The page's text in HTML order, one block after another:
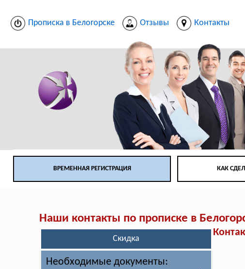
Прописка в Белогорске Отзывы Контакты
ВРЕМЕННАЯ РЕГИСТРАЦИЯ КАК
Наши контакты по прописке в
Скидка
Необходимые документы: